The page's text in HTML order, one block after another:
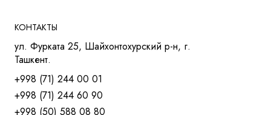
КРЕСЛА ДЛЯ ТРЕНИНГОВ
МЯГКАЯ МЕБЕЛЬ
СТОЛЫ
СТОЛ ДЛЯ РУКОВОДИТЕЛЯ
СТОЛЫ OPEN-SPACE
СТОЛЫ ДЛЯ МЕНЕДЖЕРОВ
КОНТАКТЫ
ул. Фурката 25, Шайхонтохурский р-н, г.
Ташкент.
+998 (71) 244 00 01
+998 (71) 244 60 90
+998 (50) 588 08 80